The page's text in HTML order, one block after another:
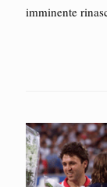
imminente